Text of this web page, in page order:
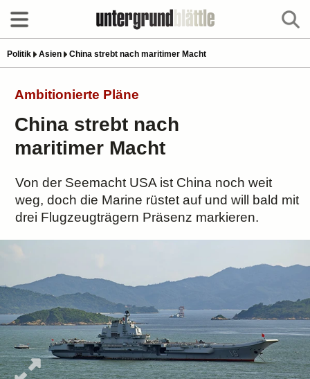
Politik Asien China strebt nach maritimer Macht
Ambitionierte Pläne
China strebt nach
maritimer Macht
Von der Seemacht USA ist China noch weit
weg, doch die Marine rüstet auf und will bald mit
drei Flugzeugträgern Präsenz markieren.